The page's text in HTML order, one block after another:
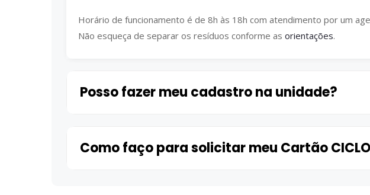
Horário de funcionamento é de 8h às 18h com atendimento por um
Não esqueça de separar os resíduos conforme as orientações.
Posso fazer meu cadastro na unidade?
Como faço para solicitar meu Cartão